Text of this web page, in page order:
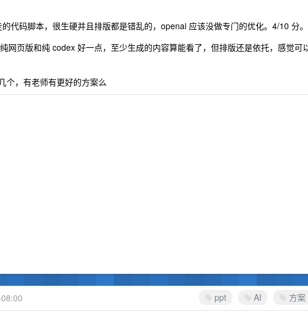
代码脚本，很生硬并且排版都是错乱的，openai 应该没做专门的优化。4/10 分。
网页版和纯 codex 好一点，至少生成的内容算能看了，但排版还是依托，感觉可
个，有老师有更好的方案么
ppt AI 方案